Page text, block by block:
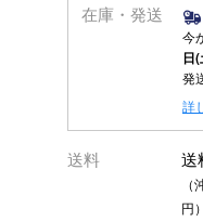
在庫・発送
今
日
発
詳
送料 送
円）